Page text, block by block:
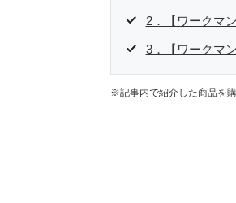
2．【ワークマ
3．【ワークマ
※記事内で紹介した商品を